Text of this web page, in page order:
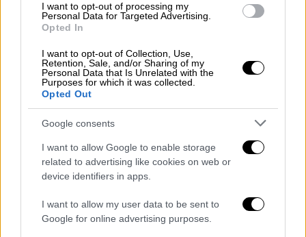
I want to opt-out of processing my
Personal Data for Targeted Advertising.
Opted In
I want to opt-out of Collection, Use,
Retention, Sale, and/or Sharing of my
Personal Data that Is Unrelated with the
Purposes for which it was collected.
Opted Out
Google consents
I want to allow Google to enable storage
related to advertising like cookies on web or
device identifiers in apps.
I want to allow my user data to be sent to
Google for online advertising purposes.
Το τρένο – θρύλος που ταξίδεψαν ο
Τολστόι, ο Βενιζέλος, ο Λένιν, η
Μάρλεν Ντίτριχ, ο Ηρακλής Πουαρό,
ο Τζέιμς Μπόντ και ο Ροζ Πάνθηρας,
τροχοδρομεί για πρώτη φορά
Σαν Σήμερα|04.10.2024 00:00
Πρώτη «πράξη» της Τραγωδίας των
Τεμπών με επτά νεκρούς, οι έξι φίλοι
του ΠΑΟΚ